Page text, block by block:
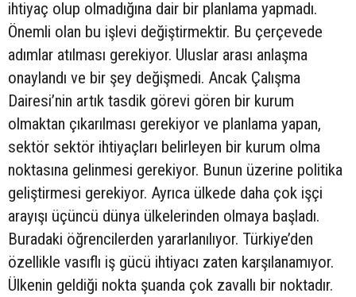
ihtiyaç olup olmadığına dair bir planlama yapmadı.
Önemli olan bu işlevi değiştirmektir. Bu çerçevede
adımlar atılması gerekiyor. Uluslar arası anlaşma
onaylandı ve bir şey değişmedi. Ancak Çalışma
Dairesi’nin artık tasdik görevi gören bir kurum
olmaktan çıkarılması gerekiyor ve planlama yapan,
sektör sektör ihtiyaçları belirleyen bir kurum olma
noktasına gelinmesi gerekiyor. Bunun üzerine politika
geliştirmesi gerekiyor. Ayrıca ülkede daha çok işçi
arayışı üçüncü dünya ülkelerinden olmaya başladı.
Buradaki öğrencilerden yararlanılıyor. Türkiye’den
özellikle vasıflı iş gücü ihtiyacı zaten karşılanamıyor.
Ülkenin geldiği nokta şuanda çok zavallı bir noktadır.